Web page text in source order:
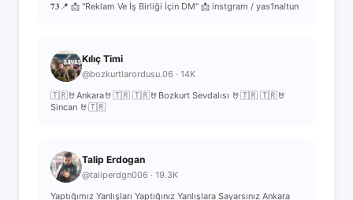
𝟕𝟑📍 📩 "Reklam Ve İş Birliği İçin DM" 📩 instgram / yas1naltun
Kılıç Timi
@bozkurtlarordusu.06 · 14K
🇹🇷🤘Ankara🤘🇹🇷 🇹🇷🤘Bozkurt Sevdalısı 🤘🇹🇷 🇹🇷🤘
Sincan 🤘🇹🇷
Talip Erdogan
@taliperdgn006 · 19.3K
Yaptığımız Yanlışları Yaptığınız Yanlışlara Sayarsınız Ankara